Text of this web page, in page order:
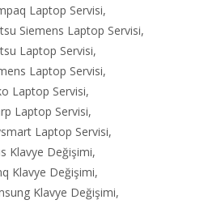
Laptop Servisi,
Siemens Laptop Servisi,
Laptop Servisi,
Laptop Servisi,
Laptop Servisi,
Laptop Servisi,
Laptop Servisi,
Klavye Değişimi,
Klavye Değişimi,
Klavye Değişimi,